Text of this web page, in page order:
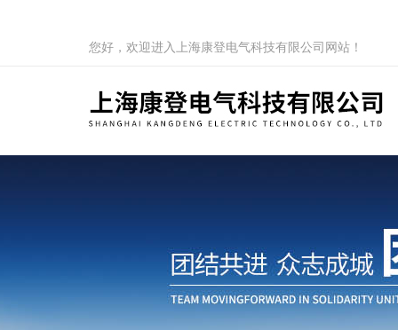
您好，欢迎进入上海康登电气科技有限公司网站！